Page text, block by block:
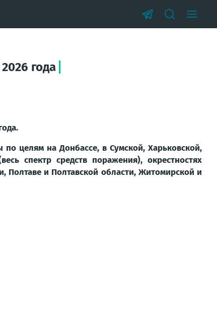
года
целям на Донбассе, в Сумской, Харьковской,
спектр средств поражения), окрестностях
Полтаве и Полтавской области, Житомирской и